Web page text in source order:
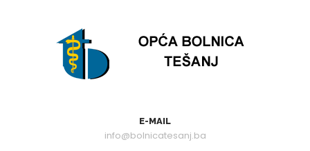
E-MAIL
info@bolnicatesanj.ba